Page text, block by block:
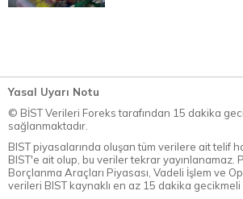
Yasal Uyarı Notu
© BİST Verileri Foreks tarafından 15 dakika
sağlanmaktadır.
BIST piyasalarında oluşan tüm verilere ait telif
BIST'e ait olup, bu veriler tekrar yayınlanamaz.
Borçlanma Araçları Piyasası, Vadeli İşlem ve
verileri BIST kaynaklı en az 15 dakika